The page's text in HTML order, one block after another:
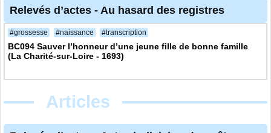
Relevés d’actes - Au hasard des registres
#grossesse #naissance #transcription
BC094 Sauver l’honneur d’une jeune fille de bonne famille
(La Charité-sur-Loire - 1693)
Articles